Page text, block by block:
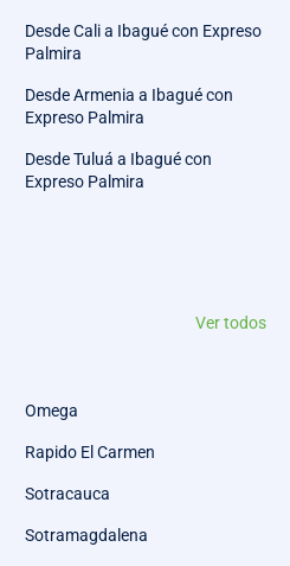
Desde Cali a Ibagué con Expreso
Palmira
Desde Armenia a Ibagué con
Expreso Palmira
Desde Tuluá a Ibagué con
Expreso Palmira
Ver todos
Omega
Rapido El Carmen
Sotracauca
Sotramagdalena